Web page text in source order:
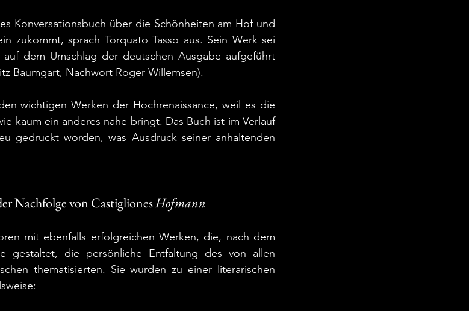
Konversationsbuch über die Schönheiten am Hof und
zukommt, sprach Torquato Tasso aus. Sein Werk sei
dem Umschlag der deutschen Ausgabe aufgeführt
Baumgart, Nachwort Roger Willemsen).
wichtigen Werken der Hochrenaissance, weil es die
kaum ein anderes nahe bringt. Das Buch ist im Verlauf
gedruckt worden, was Ausdruck seiner anhaltenden
Nachfolge von Castigliones Hofmann
mit ebenfalls erfolgreichen Werken, die, nach dem
gestaltet, die persönliche Entfaltung des von allen
thematisierten. Sie wurden zu einer literarischen